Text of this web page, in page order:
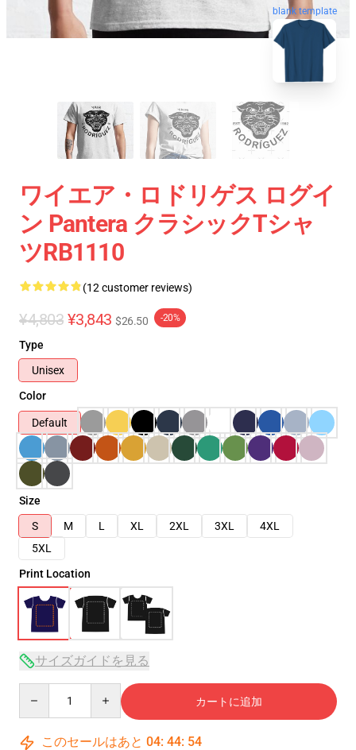
blank template
ワイエア・ロドリゲス ログイ
ン Pantera クラシックTシャ
ツRB1110
(12 customer reviews)
¥4,803 ¥3,843 $26.50 -20%
Type
Unisex
Color
Default
Size
S
M L XL 2XL 3XL
4XL
5XL
Print Location
サイズガイドを見る
カートに追加
このセールはあと 04: 44: 53